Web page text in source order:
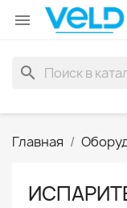

search
Главная